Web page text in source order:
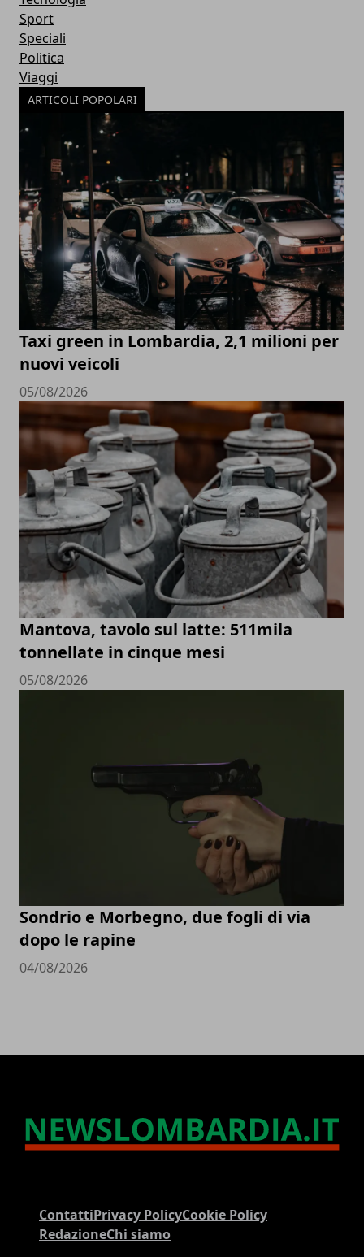
Sport
Speciali
Politica
Viaggi
ARTICOLI POPOLARI
Taxi green in Lombardia, 2,1 milioni per
nuovi veicoli
05/08/2026
Mantova, tavolo sul latte: 511mila
tonnellate in cinque mesi
05/08/2026
Sondrio e Morbegno, due fogli di via
dopo le rapine
04/08/2026
ContattiPrivacy PolicyCookie Policy
RedazioneChi siamo